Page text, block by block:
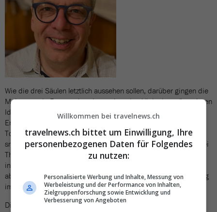
Wie die drei Säulen letztlich aussehen sollen, darüber gingen die
Meinungen in Bern noch weit auseinander. Viele der präsentieren
Ideen waren nicht mehr als Inputs. Am konkretesten war Rafael
Enzler (Bild) von der Agentur «gutungut» und dem Verein Swiss
Tourism Experts, der zusammen mit Fiorenzo Fässler von der
smarket ag, eine Stiftung als Trägerschaft vorschlug, die die drei
Themenbereiche unter sich vereint. Die Preisverleihung soll
inskünftig das Schaufenster sein, so Enzler. Daneben gehe es
aber vor allem darum, Dienstleistungen zur Innovationsförderung
im Schweizer Tourismus bereitzustellen.
Die Gefahr besteht bei solchen Veranstaltungen immer, dass
Willkommen bei travelnews.ch
travelnews.ch bittet um Einwilligung, Ihre
personenbezogenen Daten für Folgendes
zu nutzen:
Personalisierte Werbung und Inhalte, Messung von
Werbeleistung und der Performance von Inhalten,
Zielgruppenforschung sowie Entwicklung und
Verbesserung von Angeboten